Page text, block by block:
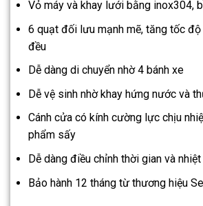
Vỏ máy và khay lưới bằng inox304,
6 quạt đối lưu mạnh mẽ, tăng tốc
đều
Dễ dàng di chuyển nhờ 4 bánh xe
Dễ vệ sinh nhờ khay hứng nước và
Cánh cửa có kính cường lực chịu
phẩm sấy
Dễ dàng điều chỉnh thời gian và
Bảo hành 12 tháng từ thương hiệu